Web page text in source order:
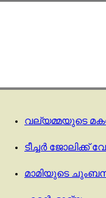
വല്യമ്മയുടെ
ടീച്ചർ ജോലിക്ക്
മാമിയുടെ